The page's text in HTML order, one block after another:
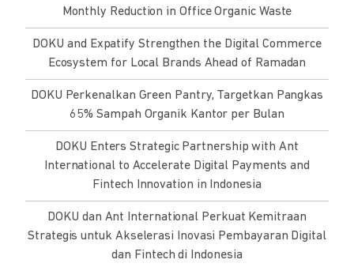
Monthly Reduction in Office Organic Waste
DOKU and Expatify Strengthen the Digital Commerce
Ecosystem for Local Brands Ahead of Ramadan
DOKU Perkenalkan Green Pantry, Targetkan Pangkas
65% Sampah Organik Kantor per Bulan
DOKU Enters Strategic Partnership with Ant
International to Accelerate Digital Payments and
Fintech Innovation in Indonesia
DOKU dan Ant International Perkuat Kemitraan
Strategis untuk Akselerasi Inovasi Pembayaran Digital
dan Fintech di Indonesia